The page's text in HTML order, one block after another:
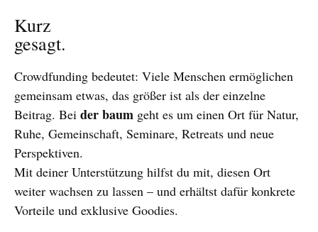
Kurz
gesagt.
Crowdfunding bedeutet: Viele Menschen ermöglichen
gemeinsam etwas, das größer ist als der einzelne
Beitrag. Bei der baum geht es um einen Ort für Natur,
Ruhe, Gemeinschaft, Seminare, Retreats und neue
Perspektiven.
Mit deiner Unterstützung hilfst du mit, diesen Ort
weiter wachsen zu lassen – und erhältst dafür konkrete
Vorteile und exklusive Goodies.